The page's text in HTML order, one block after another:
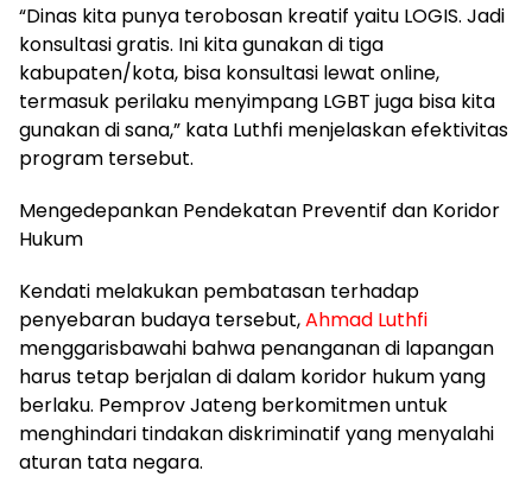
​“Dinas kita punya terobosan kreatif yaitu LOGIS. Jadi
konsultasi gratis. Ini kita gunakan di tiga
kabupaten/kota, bisa konsultasi lewat online,
termasuk perilaku menyimpang LGBT juga bisa kita
gunakan di sana,” kata Luthfi menjelaskan efektivitas
program tersebut.
​Mengedepankan Pendekatan Preventif dan Koridor
Hukum
​Kendati melakukan pembatasan terhadap
penyebaran budaya tersebut,Ahmad Luthfi
menggarisbawahi bahwa penanganan di lapangan
harus tetap berjalan di dalam koridor hukum yang
berlaku. Pemprov Jateng berkomitmen untuk
menghindari tindakan diskriminatif yang menyalahi
aturan tata negara.